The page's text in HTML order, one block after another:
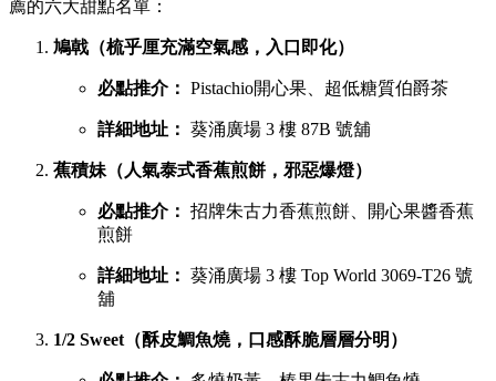
薦的六大甜點名單：
鳩戟（梳乎厘充滿空氣感，入口即化）
必點推介： Pistachio開心果、超低糖質伯爵茶
詳細地址： 葵涌廣場 3 樓 87B 號舖
蕉積妹（人氣泰式香蕉煎餅，邪惡爆燈）
必點推介： 招牌朱古力香蕉煎餅、開心果醬香蕉
煎餅
詳細地址： 葵涌廣場 3 樓 Top World 3069-T26 號
舖
1/2 Sweet（酥皮鯛魚燒，口感酥脆層層分明）